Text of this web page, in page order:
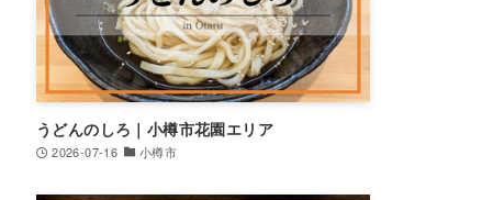
うどんのしろ｜小樽市花園エリア
2026-07-16 小樽市